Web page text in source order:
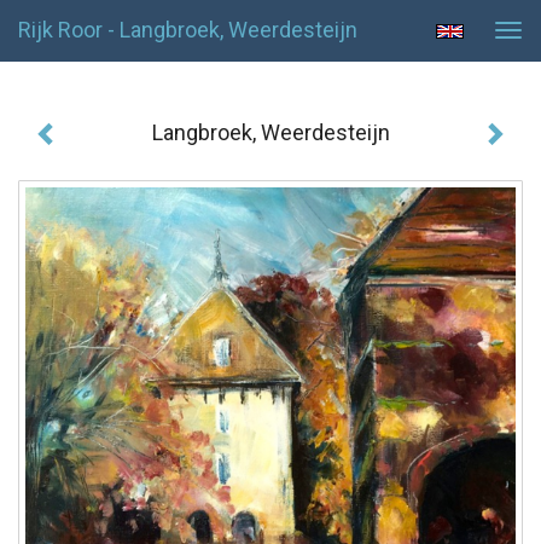
Rijk Roor - Langbroek, Weerdesteijn
Langbroek, Weerdesteijn